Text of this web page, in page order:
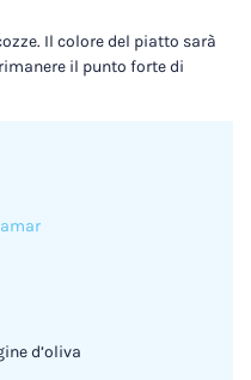
Il colore del piatto sarà
il punto forte di
d’oliva